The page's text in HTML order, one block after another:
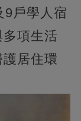
9戶學人宿
項生活
居住環